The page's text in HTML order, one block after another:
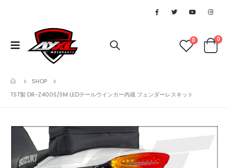
0 0
SHOP
TST製 DR-Z400S/SM LEDテールウインカー内蔵 フェンダーレスキット